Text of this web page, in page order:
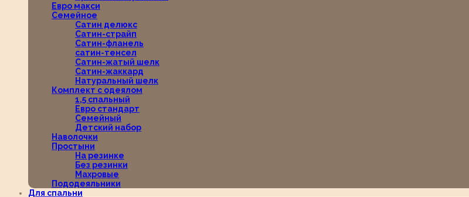
Евро макси
Семейное
Сатин делюкс
Сатин-страйп
Сатин-фланель
сатин-тенсел
Сатин-жатый шелк
Сатин-жаккард
Натуральный шелк
Комплект с одеялом
1,5 спальный
Евро стандарт
Семейный
Детский набор
Наволочки
Простыни
На резинке
Без резинки
Махровые
Пододеяльники
Для спальни